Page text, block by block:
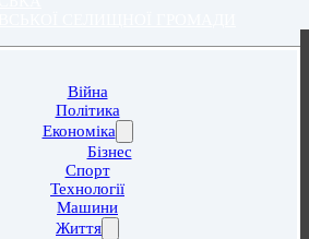
Війна
Політика
Економіка
Бізнес
Спорт
Технології
Машини
Життя